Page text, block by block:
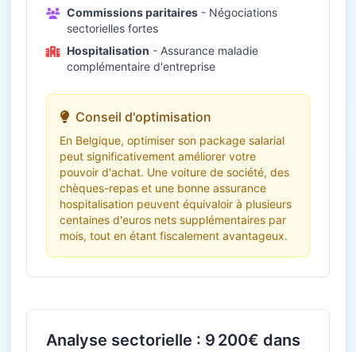
Commissions paritaires - Négociations
sectorielles fortes
Hospitalisation - Assurance maladie
complémentaire d'entreprise
Conseil d'optimisation
En Belgique, optimiser son package salarial
peut significativement améliorer votre
pouvoir d'achat. Une voiture de société, des
chèques-repas et une bonne assurance
hospitalisation peuvent équivaloir à plusieurs
centaines d'euros nets supplémentaires par
mois, tout en étant fiscalement avantageux.
Analyse sectorielle : 9 200€ dans